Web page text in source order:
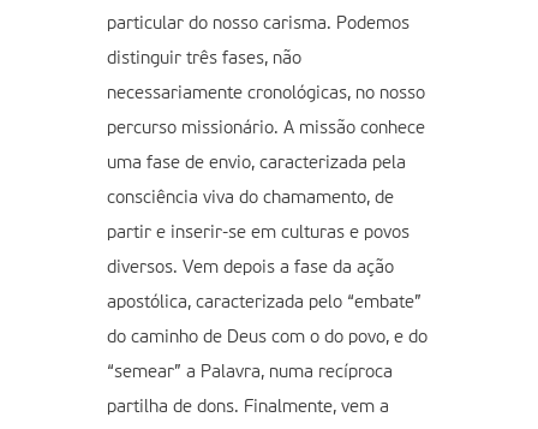
particular do nosso carisma. Podemos
distinguir três fases, não
necessariamente cronológicas, no nosso
percurso missionário. A missão conhece
uma fase de envio, caracterizada pela
consciência viva do chamamento, de
partir e inserir-se em culturas e povos
diversos. Vem depois a fase da ação
apostólica, caracterizada pelo “embate”
do caminho de Deus com o do povo, e do
“semear” a Palavra, numa recíproca
partilha de dons. Finalmente, vem a